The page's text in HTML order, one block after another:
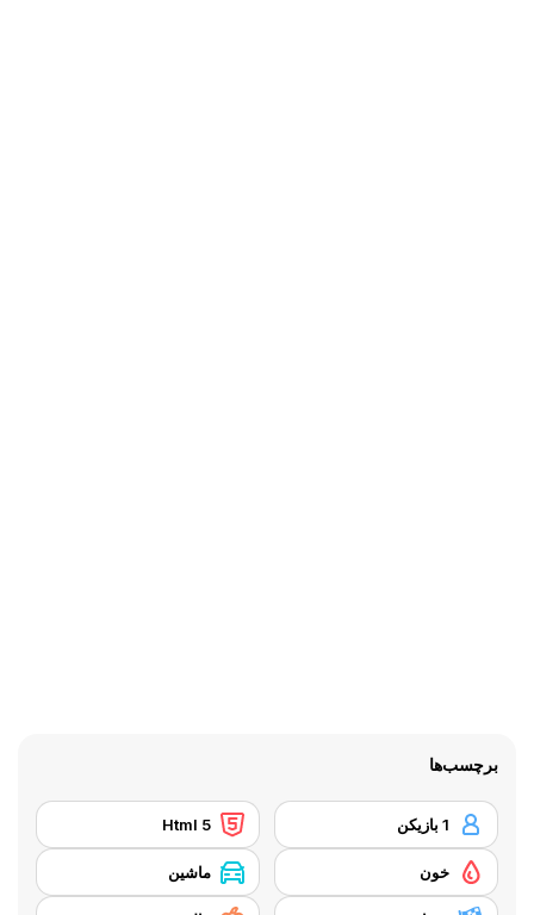
برچسب‌ها
1 بازیکن Html 5
خون ماشین